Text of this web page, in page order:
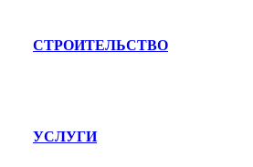
СТРОИТЕЛЬСТВО
УСЛУГИ